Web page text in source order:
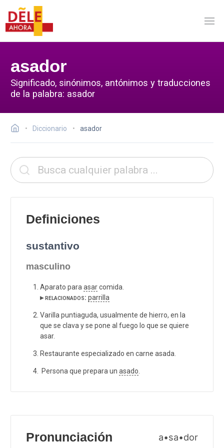
asador
Significado, sinónimos, antónimos y traducciones
de la palabra: asador
Diccionario asador
Definiciones
sustantivo
masculino
Aparato para asarcomida.
▸ relacionados: parrilla
Varilla puntiaguda, usualmente de hierro, en la
que se clava y se pone al fuego lo que se quiere
asar.
Restaurante especializado en carne asada.
Persona que prepara un asado
Pronunciación a•sa•dor